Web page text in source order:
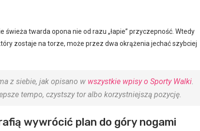
świeża twarda opona nie od razu „łapie” przyczepność. Wtedy
zostaje na torze, może przez dwa okrążenia jechać szybciej
z siebie, jak opisano w wszystkie wpisy o Sporty Walki.
tempo, czystszy tor albo korzystniejszą pozycję.
wywrócić plan do góry nogami